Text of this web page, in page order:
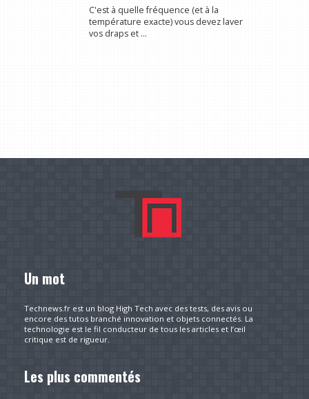
C'est à quelle fréquence (et à la
température exacte) vous devez laver
vos draps et ...
Un mot
Technews.fr est un blog High Tech avec des tests, des avis ou
encore des tutos branché innovation et objets connectés. La
technologie est le fil conducteur de tous les articles et l’œil
critique est de rigueur.
Les plus commentés